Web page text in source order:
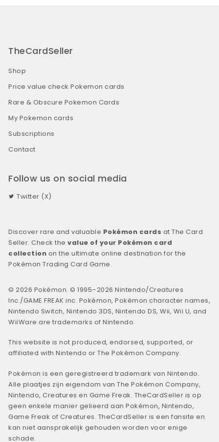
TheCardSeller
Shop
Price value check Pokemon cards
Rare & Obscure Pokemon Cards
My Pokemon cards
Subscriptions
Contact
Follow us on social media
Twitter (X)
Discover rare and valuable Pokémon cards at The Card
Seller. Check thevalue of your Pokémon card
collection on the ultimate online destination for the
Pokémon Trading Card Game.
© 2026 Pokémon. © 1995–2026 Nintendo/Creatures
Inc./GAME FREAK inc. Pokémon, Pokémon character names,
Nintendo Switch, Nintendo 3DS, Nintendo DS, Wii, Wii U, and
WiiWare are trademarks of Nintendo.
This website is not produced, endorsed, supported, or
affiliated with Nintendo or The Pokémon Company.
Pokémon is een geregistreerd trademark van Nintendo.
Alle plaatjes zijn eigendom van The Pokémon Company,
Nintendo, Creatures en Game Freak. TheCardSeller is op
geen enkele manier gelieerd aan Pokémon, Nintendo,
Game Freak of Creatures. TheCardSeller is een fansite en
kan niet aansprakelijk gehouden worden voor enige
schade.